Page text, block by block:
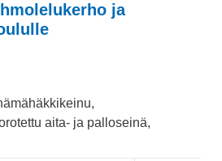
ja
aita- ja palloseinä,